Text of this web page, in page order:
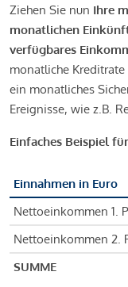
Ziehen Sie nun Ihre
monatlichen
verfügbares
monatliche
ein monatliches
Ereignisse, wie z.B.
Einfaches Beispiel
Einnahmen in Euro
Nettoeinkommen 1.
Nettoeinkommen 2.
SUMME